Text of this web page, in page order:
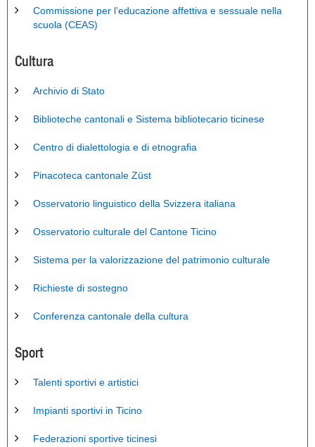
Commissione per l’educazione affettiva e sessuale nella
scuola (CEAS)
Cultura
Archivio di Stato
Biblioteche cantonali e Sistema bibliotecario ticinese
Centro di dialettologia e di etnografia
Pinacoteca cantonale Züst
Osservatorio linguistico della Svizzera italiana
Osservatorio culturale del Cantone Ticino
Sistema per la valorizzazione del patrimonio culturale
Richieste di sostegno
Conferenza cantonale della cultura
Sport
Talenti sportivi e artistici
Impianti sportivi in Ticino
Federazioni sportive ticinesi